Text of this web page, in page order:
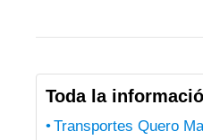
Toda la
Transportes Quero